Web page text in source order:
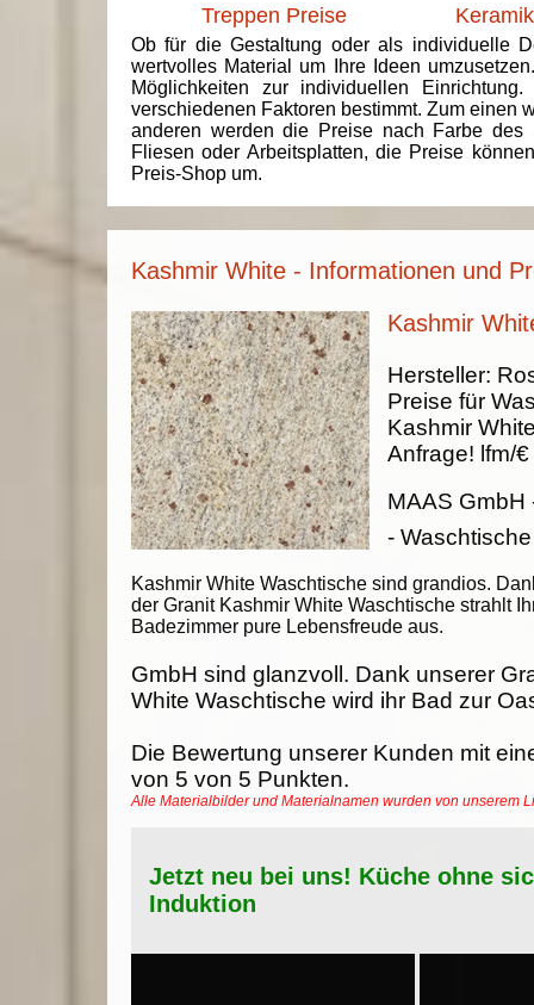
Treppen Preise
Ob für die Gestaltung oder als individuelle
wertvolles Material um Ihre Ideen
Möglichkeiten zur individuellen
verschiedenen Faktoren bestimmt. Zum einen
anderen werden die Preise nach Farbe des
Fliesen oder Arbeitsplatten, die Preise
Preis-Shop um.
Kashmir White - Informationen und
Kashmir
Kashmir White Waschtische sind grandios.
der Granit Kashmir White Waschtische strahlt
Badezimmer pure Lebensfreude aus.
Hersteller:
Preise für
Kashmir
Anfrage! lfm/€
MAAS GmbH
- Waschtische
GmbH sind glanzvoll. Dank unserer
White Waschtische wird ihr Bad zur
Die Bewertung unserer Kunden mit
von 5 von 5 Punkten.
Alle Materialbilder und Materialnamen wurden von unserem
Jetzt neu bei uns! Küche ohne
Induktion